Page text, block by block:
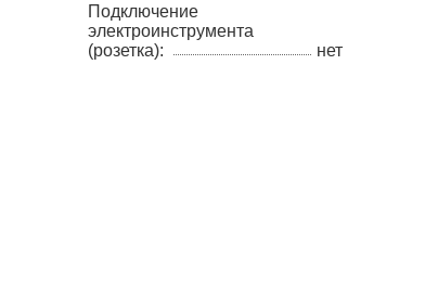
Подключение
электроинструмента
(розетка):
нет